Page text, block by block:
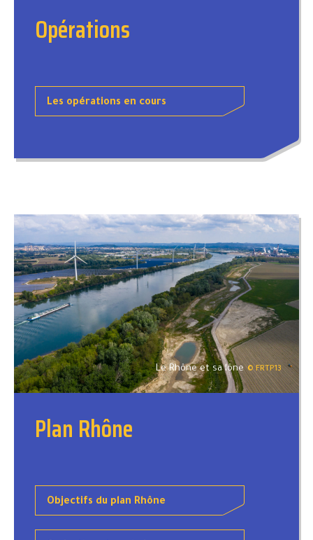
Opérations
Les opérations en cours
Le Rhône et sa lône © FRTP13
Plan Rhône
Objectifs du plan Rhône